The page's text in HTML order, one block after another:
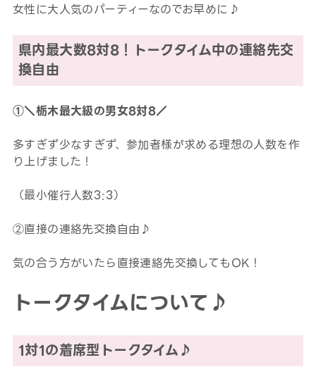
女性に大人気のパーティーなのでお早めに♪
県内最大数8対8！トークタイム中の連絡先交
換自由
①＼栃木最大級の男女8対8／
多すぎず少なすぎず、参加者様が求める理想の人数を作
り上げました！
（最小催行人数3:3）
②直接の連絡先交換自由♪
気の合う方がいたら直接連絡先交換してもOK！
トークタイムについて♪
1対1の着席型トークタイム♪